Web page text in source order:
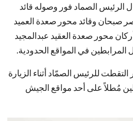
الرئيس الصماد فور وصوله قائد
صبحان وقائد محور صعدة العميد
محور صعدة العقيد عبدالمجيد
المرابطين في المواقع الحدودية.
للرئيس الصمّاد أثناء الزيارة
مُطلاً على أحد مواقع الجيش